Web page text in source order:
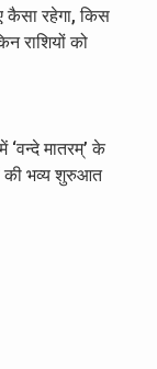
रहेगा, किस
राशियों को
‘वन्दे मातरम्’ के
की भव्य शुरुआत